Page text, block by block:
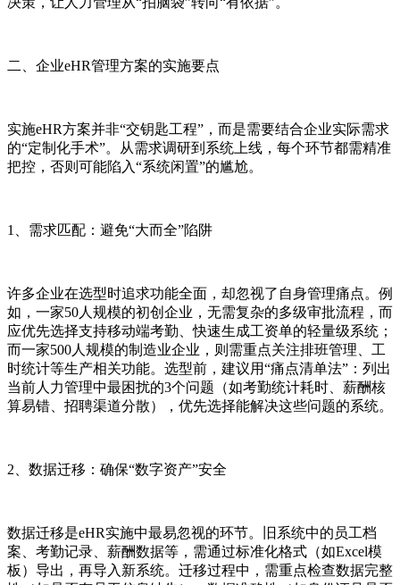
二、企业eHR管理方案的实施要点
实施eHR方案并非“交钥匙工程”，而是需要结合企业实际需求
的“定制化手术”。从需求调研到系统上线，每个环节都需精准
把控，否则可能陷入“系统闲置”的尴尬。
1、需求匹配：避免“大而全”陷阱
许多企业在选型时追求功能全面，却忽视了自身管理痛点。例
如，一家50人规模的初创企业，无需复杂的多级审批流程，而
应优先选择支持移动端考勤、快速生成工资单的轻量级系统；
而一家500人规模的制造业企业，则需重点关注排班管理、工
时统计等生产相关功能。选型前，建议用“痛点清单法”：列出
当前人力管理中最困扰的3个问题（如考勤统计耗时、薪酬核
算易错、招聘渠道分散），优先选择能解决这些问题的系统。
2、数据迁移：确保“数字资产”安全
数据迁移是eHR实施中最易忽视的环节。旧系统中的员工档
案、考勤记录、薪酬数据等，需通过标准化格式（如Excel模
板）导出，再导入新系统。迁移过程中，需重点检查数据完整